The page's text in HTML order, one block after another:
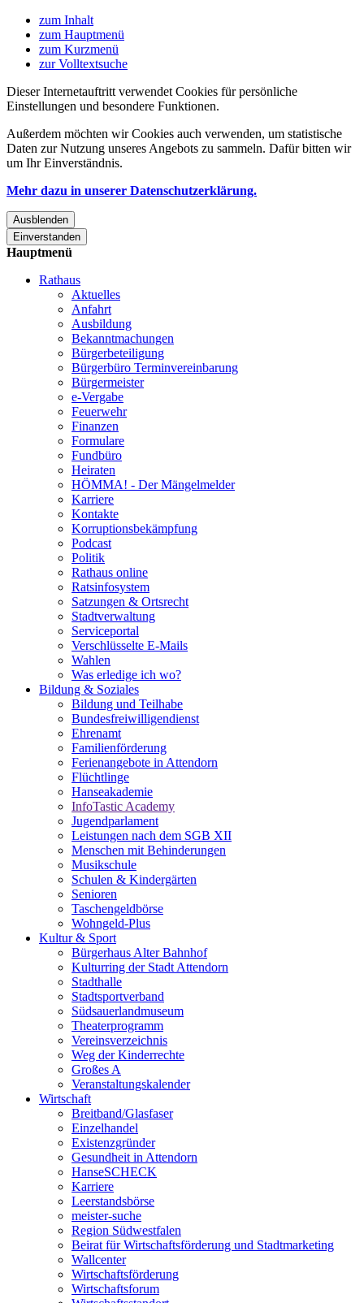
zum Inhalt
zum Hauptmenü
zum Kurzmenü
zur Volltextsuche
Dieser Internetauftritt verwendet Cookies für persönliche
Einstellungen und besondere Funktionen.
Außerdem möchten wir Cookies auch verwenden, um statistische
Daten zur Nutzung unseres Angebots zu sammeln. Dafür bitten wir
um Ihr Einverständnis.
Mehr dazu in unserer Datenschutzerklärung.
Ausblenden
Einverstanden
Hauptmenü
Rathaus
Aktuelles
Anfahrt
Ausbildung
Bekanntmachungen
Bürgerbeteiligung
Bürgerbüro Terminvereinbarung
Bürgermeister
e-Vergabe
Feuerwehr
Finanzen
Formulare
Fundbüro
Heiraten
HÖMMA! - Der Mängelmelder
Karriere
Kontakte
Korruptionsbekämpfung
Podcast
Politik
Rathaus online
Ratsinfosystem
Satzungen & Ortsrecht
Stadtverwaltung
Serviceportal
Verschlüsselte E-Mails
Wahlen
Was erledige ich wo?
Bildung & Soziales
Bildung und Teilhabe
Bundesfreiwilligendienst
Ehrenamt
Familienförderung
Ferienangebote in Attendorn
Flüchtlinge
Hanseakademie
InfoTastic Academy
Jugendparlament
Leistungen nach dem SGB XII
Menschen mit Behinderungen
Musikschule
Schulen & Kindergärten
Senioren
Taschengeldbörse
Wohngeld-Plus
Kultur & Sport
Bürgerhaus Alter Bahnhof
Kulturring der Stadt Attendorn
Stadthalle
Stadtsportverband
Südsauerlandmuseum
Theaterprogramm
Vereinsverzeichnis
Weg der Kinderrechte
Großes A
Veranstaltungskalender
Wirtschaft
Breitband/Glasfaser
Einzelhandel
Existenzgründer
Gesundheit in Attendorn
HanseSCHECK
Karriere
Leerstandsbörse
meister-suche
Region Südwestfalen
Beirat für Wirtschaftsförderung und Stadtmarketing
Wallcenter
Wirtschaftsförderung
Wirtschaftsforum